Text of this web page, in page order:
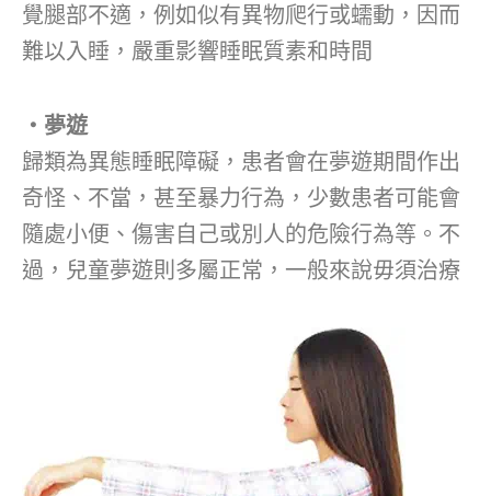
覺腿部不適，例如似有異物爬行或蠕動，因而
難以入睡，嚴重影響睡眠質素和時間
‧夢遊
歸類為異態睡眠障礙，患者會在夢遊期間作出
奇怪、不當，甚至暴力行為，少數患者可能會
隨處小便、傷害自己或別人的危險行為等。不
過，兒童夢遊則多屬正常，一般來說毋須治療